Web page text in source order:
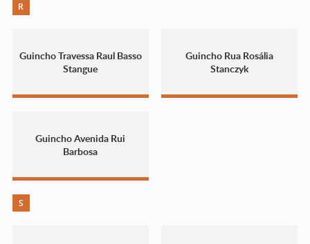
R
Guincho Travessa Raul Basso
Stangue
Guincho Rua Rosália
Stanczyk
Guincho Avenida Rui
Barbosa
S